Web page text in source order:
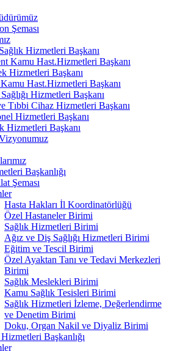
Şeması
Hizmetleri Başkanı
Kamu Hast.Hizmetleri Başkanı
Hizmetleri Başkanı
Hast.Hizmetleri Başkanı
Hizmetleri Başkanı
Tıbbi Cihaz Hizmetleri Başkanı
Hizmetleri Başkanı
Hizmetleri Başkanı
Başkanlığı
Şeması
Hasta Hakları İl Koordinatörlüğü
Özel Hastaneler Birimi
Sağlık Hizmetleri Birimi
Ağız ve Diş Sağlığı Hizmetleri Birimi
Eğitim ve Tescil Birimi
Özel Ayaktan Tanı ve Tedavi Merkezleri
Birimi
Sağlık Meslekleri Birimi
Kamu Sağlık Tesisleri Birimi
Sağlık Hizmetleri İzleme, Değerlendirme
ve Denetim Birimi
Doku, Organ Nakil ve Diyaliz Birimi
Başkanlığı